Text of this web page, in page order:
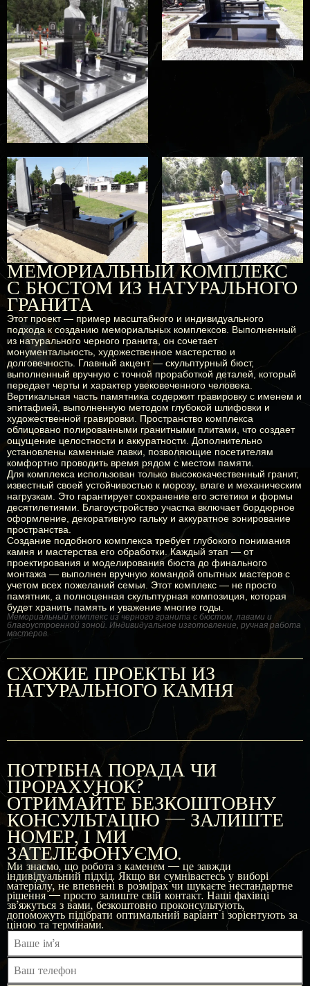
МЕМОРИАЛЬНЫЙ КОМПЛЕКС
С БЮСТОМ ИЗ НАТУРАЛЬНОГО
ГРАНИТА
Этот проект — пример масштабного и индивидуального
подхода к созданию мемориальных комплексов. Выполненный
из натурального черного гранита, он сочетает
монументальность, художественное мастерство и
долговечность. Главный акцент — скульптурный бюст,
выполненный вручную с точной проработкой деталей, который
передает черты и характер увековеченного человека.
Вертикальная часть памятника содержит гравировку с именем и
эпитафией, выполненную методом глубокой шлифовки и
художественной гравировки. Пространство комплекса
облицовано полированными гранитными плитами, что создает
ощущение целостности и аккуратности. Дополнительно
установлены каменные лавки, позволяющие посетителям
комфортно проводить время рядом с местом памяти.
Для комплекса использован только высококачественный гранит,
известный своей устойчивостью к морозу, влаге и механическим
нагрузкам. Это гарантирует сохранение его эстетики и формы
десятилетиями. Благоустройство участка включает бордюрное
оформление, декоративную гальку и аккуратное зонирование
пространства.
Создание подобного комплекса требует глубокого понимания
камня и мастерства его обработки. Каждый этап — от
проектирования и моделирования бюста до финального
монтажа — выполнен вручную командой опытных мастеров с
учетом всех пожеланий семьи. Этот комплекс — не просто
памятник, а полноценная скульптурная композиция, которая
будет хранить память и уважение многие годы.
Мемориальный комплекс из черного гранита с бюстом, лавами и
благоустроенной зоной. Индивидуальное изготовление, ручная работа
мастеров.
СХОЖИЕ ПРОЕКТЫ ИЗ
НАТУРАЛЬНОГО КАМНЯ
Памятник с колоннами из
серого гранита с
облицовкой и крестом
Мемориальный комплекс
из черного гранита с
двойным памятником и
облицовкой
Художественный
мемориальный комплекс из
гранита с декоративной
книгой и православным
Гранитный памятник с
оградой и лавками
ПОТРІБНА ПОРАДА ЧИ
ПРОРАХУНОК?
ОТРИМАЙТЕ БЕЗКОШТОВНУ
КОНСУЛЬТАЦІЮ — ЗАЛИШТЕ
НОМЕР, І МИ
ЗАТЕЛЕФОНУЄМО.
Ми знаємо, що робота з каменем — це завжди
індивідуальний підхід. Якщо ви сумніваєтесь у виборі
матеріалу, не впевнені в розмірах чи шукаєте нестандартне
рішення — просто залиште свій контакт. Наші фахівці
зв'яжуться з вами, безкоштовно проконсультують,
допоможуть підібрати оптимальний варіант і зорієнтують за
ціною та термінами.